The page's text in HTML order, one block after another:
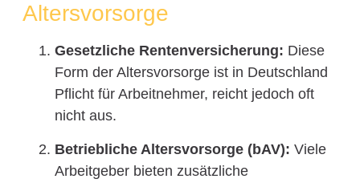
Altersvorsorge
Gesetzliche Rentenversicherung: Diese
Form der Altersvorsorge ist in Deutschland
Pflicht für Arbeitnehmer, reicht jedoch oft
nicht aus.
Betriebliche Altersvorsorge (bAV): Viele
Arbeitgeber bieten zusätzliche